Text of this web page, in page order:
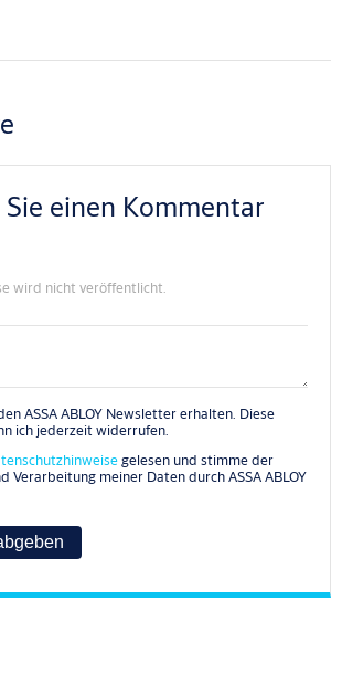
Sie einen Kommentar
wird nicht veröffentlicht.
ASSA ABLOY Newsletter erhalten. Diese
ich jederzeit widerrufen.
gelesen und stimme der
Verarbeitung meiner Daten durch ASSA ABLOY